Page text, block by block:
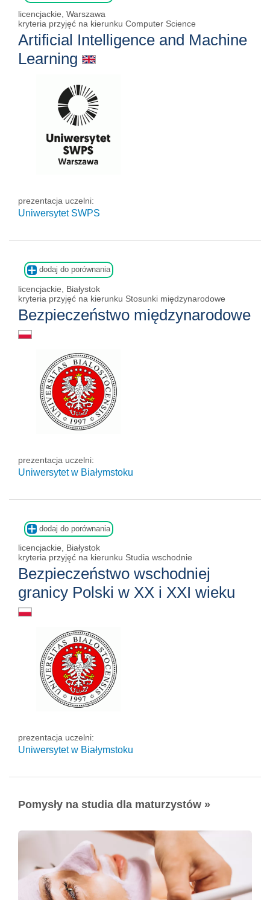
licencjackie, Warszawa
kryteria przyjęć na kierunku Computer Science
Artificial Intelligence and Machine
Learning
prezentacja uczelni:
Uniwersytet SWPS
dodaj do porównania
licencjackie, Białystok
kryteria przyjęć na kierunku Stosunki międzynarodowe
Bezpieczeństwo międzynarodowe
prezentacja uczelni:
Uniwersytet w Białymstoku
dodaj do porównania
licencjackie, Białystok
kryteria przyjęć na kierunku Studia wschodnie
Bezpieczeństwo wschodniej
granicy Polski w XX i XXI wieku
prezentacja uczelni:
Uniwersytet w Białymstoku
Pomysły na studia dla maturzystów »